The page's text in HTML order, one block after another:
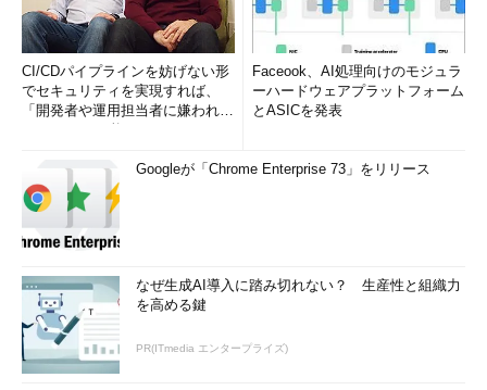
CI/CDパイプラインを妨げない形
でセキュリティを実現すれば、
「開発者や運用担当者に嫌われな
Faceook、AI処理向けのモジュラ
ーハードウェアプラットフォーム
とASICを発表
Googleが「Chrome Enterprise 73」をリリース
なぜ生成AI導入に踏み切れない？ 生産性と組織力
を高める鍵
PR(ITmedia エンタープライズ)